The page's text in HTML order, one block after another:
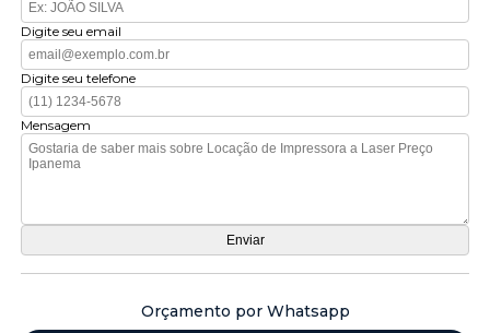
Digite seu email
Digite seu telefone
Mensagem
Orçamento por Whatsapp